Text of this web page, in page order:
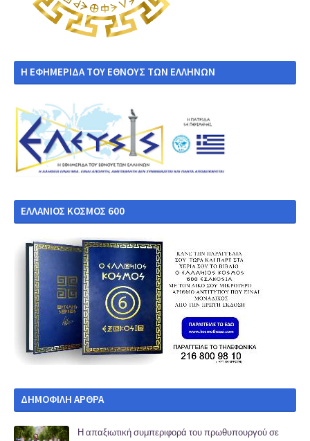
Η ΕΦΗΜΕΡΙΔΑ ΤΟΥ ΕΘΝΟΥΣ ΤΩΝ ΕΛΛΗΝΩΝ
ΕΛΛΑΝΙΟΣ ΚΟΣΜΟΣ 600
ΔΗΜΟΦΙΛΗ ΑΡΘΡΑ
Η απαξιωτική συμπεριφορά του πρωθυπουργού σε